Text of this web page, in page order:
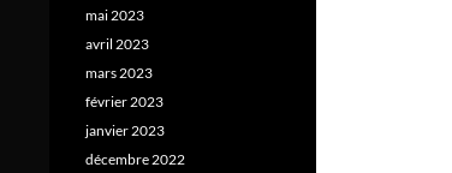
mai 2023
avril 2023
mars 2023
février 2023
janvier 2023
décembre 2022